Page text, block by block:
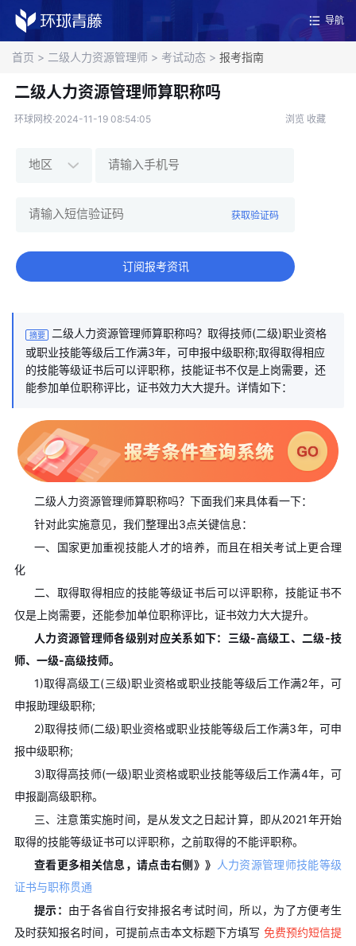
导航
首页 > 二级人力资源管理师 > 考试动态 > 报考指南
二级人力资源管理师算职称吗
环球网校·2024-11-19 08:54:05 浏览 收藏
获取验证码
订阅报考资讯
摘要
二级人力资源管理师算职称吗？取得技师(二级)职业资格
或职业技能等级后工作满3年，可申报中级职称;取得取得相应
的技能等级证书后可以评职称，技能证书不仅是上岗需要，还
能参加单位职称评比，证书效力大大提升。详情如下：
二级人力资源管理师算职称吗？下面我们来具体看一下：
针对此实施意见，我们整理出3点关键信息：
一、国家更加重视技能人才的培养，而且在相关考试上更合理
化
二、取得取得相应的技能等级证书后可以评职称，技能证书不
仅是上岗需要，还能参加单位职称评比，证书效力大大提升。
人力资源管理师各级别对应关系如下：三级-高级工、二级-技
师、一级-高级技师。
1)取得高级工(三级)职业资格或职业技能等级后工作满2年，可
申报助理级职称;
2)取得技师(二级)职业资格或职业技能等级后工作满3年，可申
报中级职称;
3)取得高技师(一级)职业资格或职业技能等级后工作满4年，可
申报副高级职称。
三、注意策实施时间，是从发文之日起计算，即从2021年开始
取得的技能等级证书可以评职称，之前取得的不能评职称。
查看更多相关信息，请点击右侧》》 人力资源管理师技能等级
证书与职称贯通
提示： 由于各省自行安排报名考试时间，所以，为了方便考生
及时获知报名时间，可提前点击本文标题下方填写 免费预约短信提